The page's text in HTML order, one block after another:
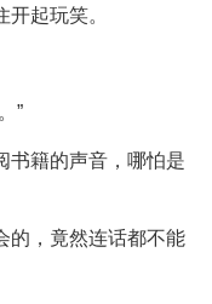
起玩笑。
”
书籍的声音，哪怕是
的，竟然连话都不能